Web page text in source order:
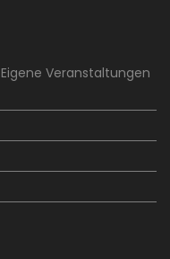
Eigene Veranstaltungen